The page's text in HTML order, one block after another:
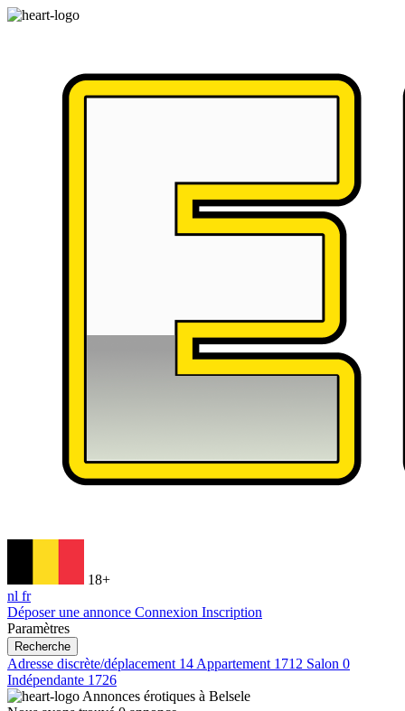
18+
nl fr
Déposer une annonce Connexion Inscription
Paramètres
Recherche
Adresse discrète/déplacement 14 Appartement 1712 Salon 0
Indépendante 1726
Annonces érotiques à Belsele